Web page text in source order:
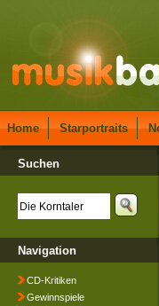
Home Starportraits
Suchen
Navigation
CD-Kritiken
Gewinnspiele